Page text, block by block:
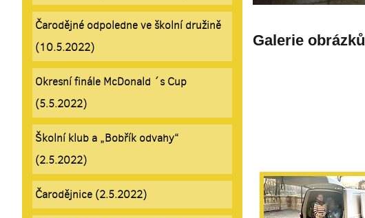
Čarodějné odpoledne ve školní družině
(10.5.2022)
Okresní finále McDonald ´s Cup
(5.5.2022)
Školní klub a „Bobřík odvahy“
(2.5.2022)
Čarodějnice (2.5.2022)
Galerie obrázků